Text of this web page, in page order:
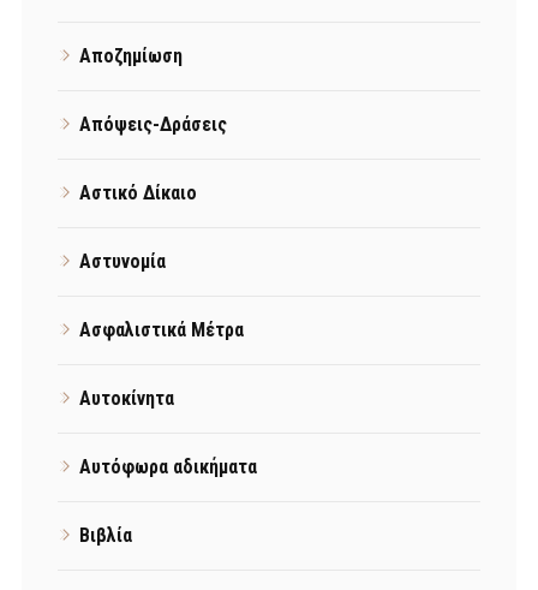
Αποζημίωση
Απόψεις-Δράσεις
Αστικό Δίκαιο
Αστυνομία
Ασφαλιστικά Μέτρα
Αυτοκίνητα
Αυτόφωρα αδικήματα
Βιβλία